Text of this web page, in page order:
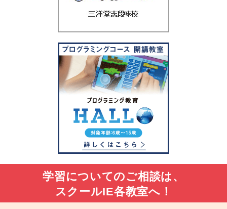
学習についてのご相談は、
スクールIE各教室へ！